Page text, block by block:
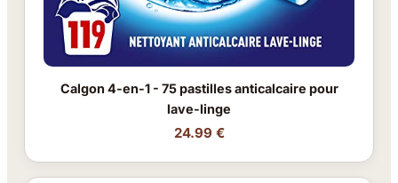
Calgon 4-en-1 - 75 pastilles anticalcaire pour
lave-linge
24.99 €